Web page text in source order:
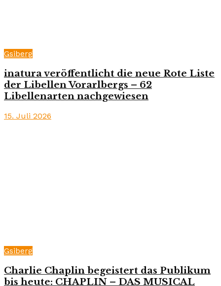
Gsiberg
inatura veröffentlicht die neue Rote Liste
der Libellen Vorarlbergs – 62
Libellenarten nachgewiesen
15. Juli 2026
Gsiberg
Charlie Chaplin begeistert das Publikum
bis heute: CHAPLIN – DAS MUSICAL